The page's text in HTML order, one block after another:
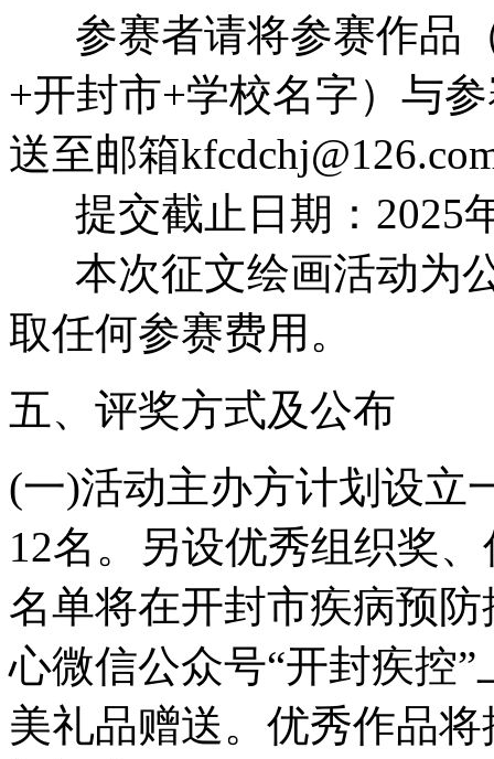
参赛者请将参赛作品
+开封市+学校名字）与
送至邮箱
提交截止日期：2025
本次征文绘画活动为
取任何参赛费用。
五、评奖方式及公布
(一)活动主办方计划设立
12名。另设优秀组织奖
名单将在开封市疾病预
心微信公众号“开封疾控
美礼品赠送。优秀作品